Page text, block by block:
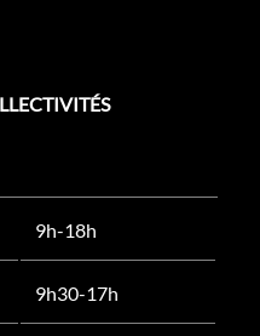
9h-18h
9h30-17h